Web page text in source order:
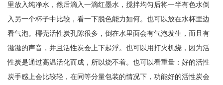
里放入纯净水，然后滴入一滴红墨水，搅拌均匀后将一半有色水倒
入另一个杯子中比较，看一下脱色能力如何。也可以放在水杯里边
看气泡。椰壳活性炭孔隙很多，倒在水里面会有气泡发生，而且有
滋滋的声音，并且活性炭会上下起浮。也可以用打火机烧，因为活
性炭是通过高温活化而成，所以烧不着。也可以看重量：好的活性
炭手感上会比较轻，在同等分量包装的情况下，功能好的活性炭会